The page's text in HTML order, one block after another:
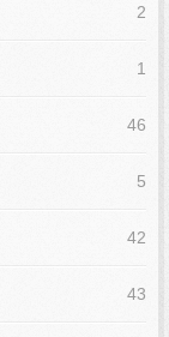
2
1
46
5
42
43